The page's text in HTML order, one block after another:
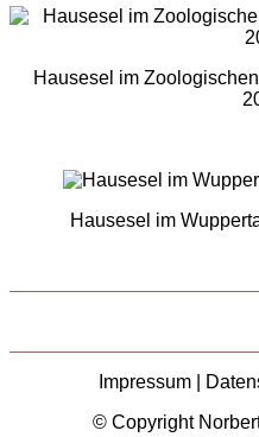
Hausesel im
Hausesel im
Impressum |
© Copyright